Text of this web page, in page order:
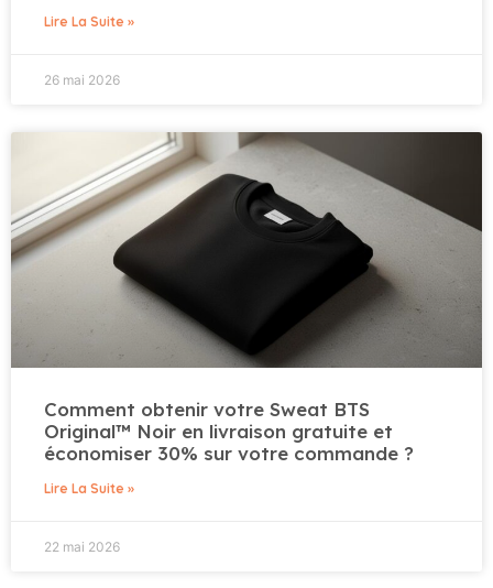
Lire La Suite »
26 mai 2026
Comment obtenir votre Sweat BTS
Original™ Noir en livraison gratuite et
économiser 30% sur votre commande ?
Lire La Suite »
22 mai 2026